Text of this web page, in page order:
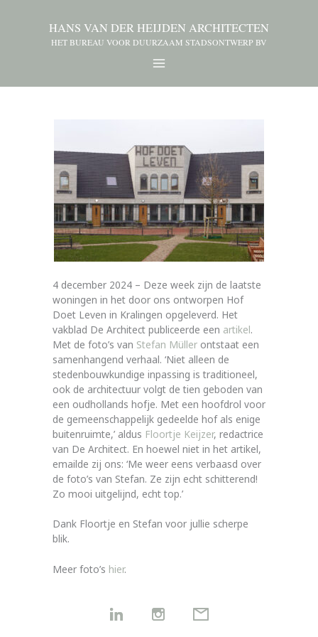
HANS VAN DER HEIJDEN ARCHITECTEN
HET BUREAU VOOR DUURZAAM STADSONTWERP BV
4 december 2024 – Deze week zijn de laatste
woningen in het door ons ontworpen Hof
Doet Leven in Kralingen opgeleverd. Het
vakblad De Architect publiceerde een artikel.
Met de foto’s van Stefan Müller ontstaat een
samenhangend verhaal. ‘Niet alleen de
stedenbouwkundige inpassing is traditioneel,
ook de architectuur volgt de tien geboden van
een oudhollands hofje. Met een hoofdrol voor
de gemeenschappelijk gedeelde hof als enige
buitenruimte,’ aldus Floortje Keijzer, redactrice
van De Architect. En hoewel niet in het artikel,
emailde zij ons: ‘Me weer eens verbaasd over
de foto’s van Stefan. Ze zijn echt schitterend!
Zo mooi uitgelijnd, echt top.’
Dank Floortje en Stefan voor jullie scherpe
blik.
Meer foto’s hier.